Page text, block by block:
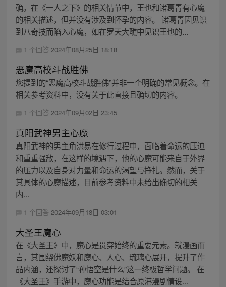
确。在《一人之下》的相关情节中，王也和诸葛青有心魔
的相关描述，但并没有涉及到怀孕的内容。 诸葛青因见识
到八奇技而陷入心魔，如在罗天大醮中见识王也的...
1 个回答 2024年08月25日 18:18
恶魔高校斗战胜佛
您提到的“恶魔高校斗战胜佛”并非一个明确的常见概念。在
相关参考资料中，没有关于此直接且确切的内容。
1 个回答 2024年09月02日 23:45
真阳武神男主心魔
真阳武神的男主角洪易在修行过程中，面临着命运的压迫
和重重强敌，在这样的境遇下，他的心魔可能来自于外界
的压力以及自身对力量和命运的渴望与挣扎。然而，关于
其具体的心魔描述，目前参考资料中未给出确切的相关
内...
1 个回答 2024年09月18日 03:01
大圣王魔心
在《大圣王》中，魔心是贯穿始终的重要元素。就漫画而
言，其围绕佛魔妖和魔心、人心、琉璃心展开，提升了作
品内涵，还探讨了“孙悟空是什么”这一终极哲学问题。 在
《大圣王》手游中，魔心功能是结合原港漫剧情设...